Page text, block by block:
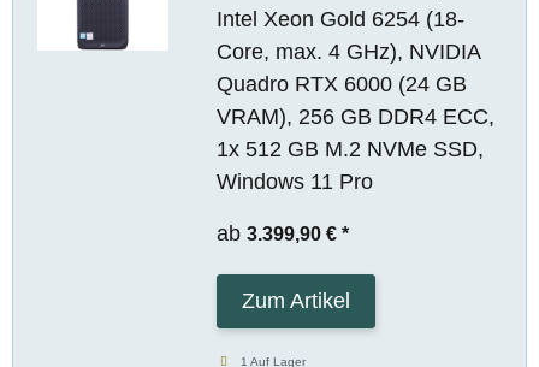
Intel Xeon Gold 6254 (18-
Core, max. 4 GHz), NVIDIA
Quadro RTX 6000 (24 GB
VRAM), 256 GB DDR4 ECC,
1x 512 GB M.2 NVMe SSD,
Windows 11 Pro
ab 3.399,90 € *
Zum Artikel
1 Auf Lager